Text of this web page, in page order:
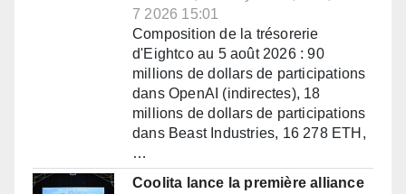
7 2026 15:01
Composition de la trésorerie
d'Eightco au 5 août 2026 : 90
millions de dollars de participations
dans OpenAI (indirectes), 18
millions de dollars de participations
dans Beast Industries, 16 278 ETH,
…
Coolita lance la première alliance